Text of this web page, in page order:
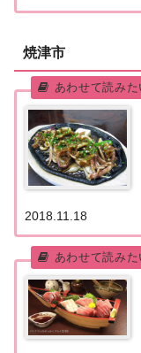
焼津市
2018.11.18